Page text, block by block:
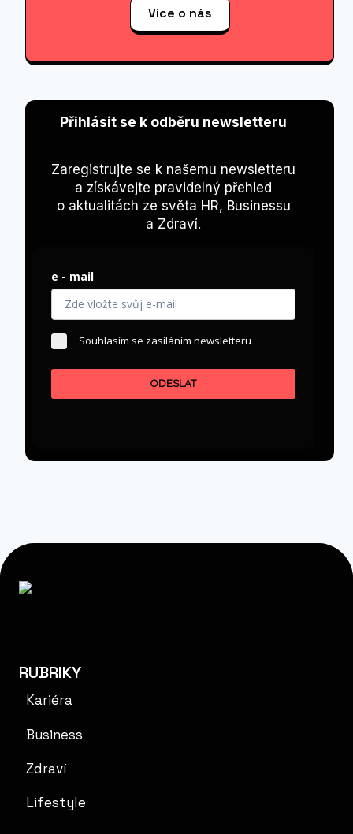
Více o nás
Přihlásit se k odběru newsletteru
Zaregistrujte se k našemu newsletteru
a získávejte pravidelný přehled
o aktualitách ze světa HR, Businessu
a Zdraví.
e - mail
Souhlasím se zasíláním newsletteru
ODESLAT
RUBRIKY
Kariéra
Business
Zdraví
Lifestyle